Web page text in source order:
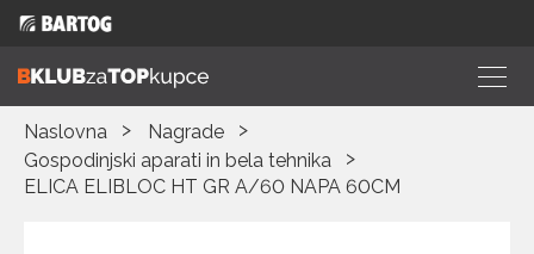
Naslovna
Nagrade
Gospodinjski aparati in bela tehnika
ELICA ELIBLOC HT GR A/60 NAPA 60CM